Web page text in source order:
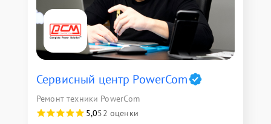
Сервисный центр PowerCom
Ремонт техники PowerCom
5,052 оценки